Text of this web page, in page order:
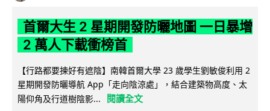
首爾大生 2 星期開發防曬地圖 一日暴增
2 萬人下載衝榜首
【行路都要揀好有遮陰】南韓首爾大學 23 歲學生劉敏俊利用 2
星期開發防曬導航 App「走向陰涼處」，結合建築物高度、太
陽仰角及行道樹陰影...
閱讀全文